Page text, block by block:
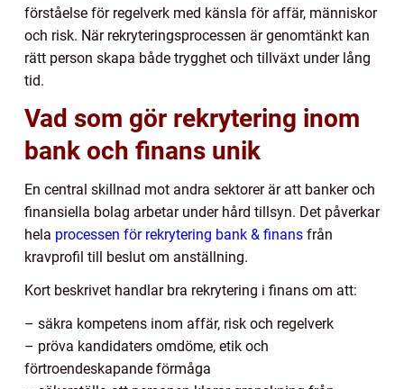
förståelse för regelverk med känsla för affär, människor
och risk. När rekryteringsprocessen är genomtänkt kan
rätt person skapa både trygghet och tillväxt under lång
tid.
Vad som gör rekrytering inom
bank och finans unik
En central skillnad mot andra sektorer är att banker och
finansiella bolag arbetar under hård tillsyn. Det påverkar
hela processen för rekrytering bank & finans från
kravprofil till beslut om anställning.
Kort beskrivet handlar bra rekrytering i finans om att:
– säkra kompetens inom affär, risk och regelverk
– pröva kandidaters omdöme, etik och
förtroendeskapande förmåga